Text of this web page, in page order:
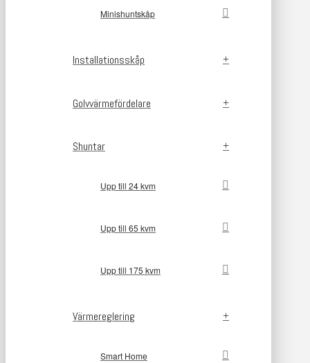
Minishuntskåp
Installationsskåp
Golvvärmefördelare
Shuntar
Upp till 24 kvm
Upp till 65 kvm
Upp till 175 kvm
Värmereglering
Smart Home